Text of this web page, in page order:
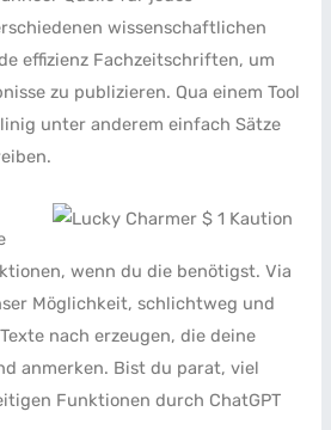
wissenschaftlichen
effizienz Fachzeitschriften, um
zu publizieren. Qua einem Tool
unter anderem einfach Sätze
wenn du die benötigst. Via
Möglichkeit, schlichtweg und
nach erzeugen, die deine
anmerken. Bist du parat, viel
Funktionen durch ChatGPT